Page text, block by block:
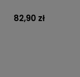
82,90 zł